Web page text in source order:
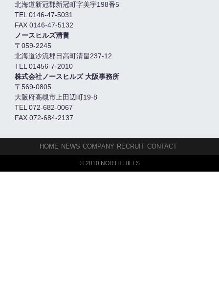
北海道新冠郡新冠町字美宇198番5
TEL 0146-47-5031
FAX 0146-47-5132
ノースヒルズ清畠
〒059-2245
北海道沙流郡日高町清畠237-12
TEL 01456-7-2010
株式会社ノースヒルズ 大阪事務所
〒569-0805
大阪府高槻市上田辺町19-8
TEL 072-682-0067
FAX 072-684-2137
HOME NEWS COMPANY RECRUIT CONTACT
© 2010 NORTH HILLS